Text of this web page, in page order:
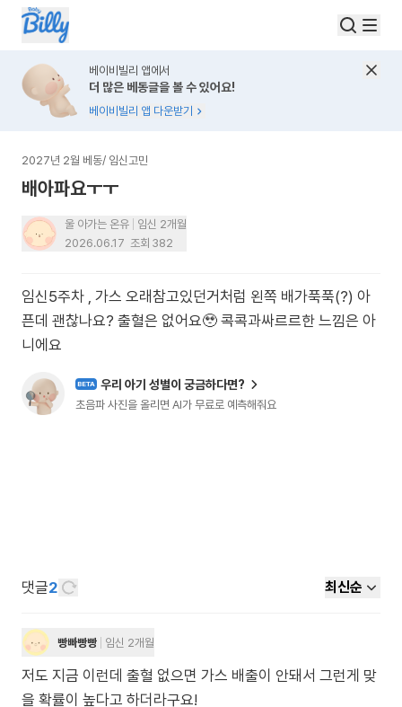
베이비빌리 앱에서
더 많은 베동글을 볼 수 있어요!
베이비빌리 앱 다운받기
2027년 2월 베동/ 임신고민
배아파요ㅜㅜ
울 아가는 온유
임신 2개월
2026.06.17 조회 382
임신5주차 , 가스 오래참고있던거처럼 왼쪽 배가푹푹(?) 아
픈데 괜찮나요? 출혈은 없어요🥹 콕콕과싸르르한 느낌은 아
니에요
BETA 우리 아기 성별이 궁금하다면?
초음파 사진을 올리면 AI가 무료로 예측해줘요
댓글2 최신순
빵빠빵빵 임신 2개월
저도 지금 이런데 출혈 없으면 가스 배출이 안돼서 그런게 맞
을 확률이 높다고 하더라구요!